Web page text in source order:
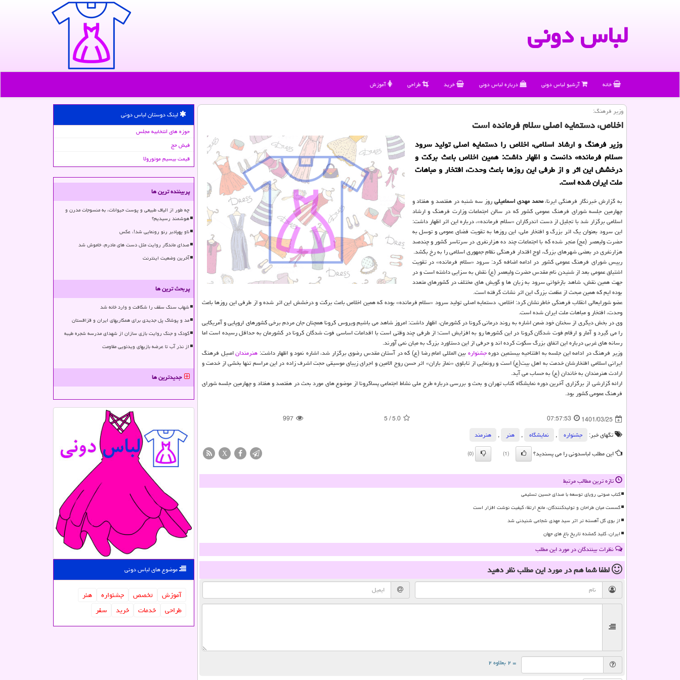
لباس دونی
خانه آرشیو لباس دونی درباره لباس دونی خرید طراحی آموزش
وزیر فرهنگ:
اخلاص، دستمایه اصلی سلام فرمانده است
وزیر فرهنگ و ارشاد اسلامی، اخلاص را دستمایه اصلی تولید سرود
«سلام فرمانده» دانست و اظهار داشت: همین اخلاص باعث برکت و
درخشش این اثر و از طرفی این روزها باعث وحدت، افتخار و مباهات
ملت ایران شده است.
به گزارش خبرنگار فرهنگی ایرنا،محمد مهدی اسماعیلیروز سه شنبه در هفتصد و هفتاد و
چهارمین جلسه شورای فرهنگ عمومی کشور که در سالن اجتماعات وزارت فرهنگ و ارشاد
اسلامی برگزار شد با تجلیل از دست اندرکاران «سلام فرمانده»، درباره این اثر اظهار داشت:
این سرود بعنوان یک اثر بزرگ و افتخار ملی، این روزها به تقویت فضای عمومی و توسل به
حضرت ولیعصر (عج) منجر شده که با اجتماعات چند ده هزارنفری در سرتاسر کشور و چندصد
هزارنفری در بعضی شهرهای بزرگ، اوج اقتدار فرهنگی نظام جمهوری اسلامی را به رخ بکشد.
رییس شورای فرهنگ عمومی کشور در ادامه اضافه کرد: سرود «سلام فرمانده» در تقویت
اشتیاق عمومی بعد از شنیدن نام مقدس حضرت ولیعصر (ع) نقش به سزایی داشته است و در
جهت همین نقش، شاهد بازخوانی سرود به زبان ها و گویش های مختلف در کشورهای متعدد
بوده ایم که همین مبحث از عظمت بزرگ این اثر نشات گرفته است.
عضو شورایعالی انقلاب فرهنگی خاطرنشان کرد: اخلاص، دستمایه اصلی تولید سرود «سلام فرمانده» بوده که همین اخلاص باعث برکت و درخشش این اثر شده و از طرفی این روزها باعث
وحدت، افتخار و مباهات ملت ایران شده است.
وی در بخش دیگری از سخنان خود ضمن اشاره به روند درمانی کرونا در کشورمان، اظهار داشت: امروز شاهد می باشیم ویروس کرونا همچنان جان مردم برخی کشورهای اروپایی و آمریکایی
را می گیرد و آمار و ارقام فوت شدگان کرونا در این کشورها رو به افزایش است؛ از طرفی چند وقتی است با اقدامات اساسی فوت شدگان کرونا در کشورمان به حداقل رسیده است اما
رسانه های غربی درباره این اتفاق بزرگ سکوت کرده اند و حرفی از این دستاورد بزرگ به میان نمی آورند.
وزیر فرهنگ در ادامه این جلسه به افتتاحیه بیستمین دورهجشنوارهبین المللی امام رضا (ع) که در آستان مقدس رضوی برگزار شد، اشاره نمود و اظهار داشت: هنرمنداناصیل فرهنگ
ایرانی اسلامی افتخارشان خدمت به اهل بیت(ع) است و رونمایی از تابلوی «نماز باران» اثر حسن روح الامین و اجرای زیبای موسیقی حجت اشرف زاده در این مراسم تنها بخشی از خدمت و
ارادت هنرمندان به خاندان (ع) به حساب می آید.
ارائه گزارشی از برگزاری آخرین دوره نمایشگاه کتاب تهران و بحث و بررسی درباره طرح ملی نشاط اجتماعی پساکرونا از موضوع های مورد بحث در هفتصد و هفتاد و چهارمین جلسه شورای
فرهنگ عمومی کشور بود.
1401/03/25
07:57:53
5.0
/
5
997
تگهای خبر:
جشنواره , نمایشگاه , هنر ,
هنرمند
این مطلب لباسدونی را می پسندید؟
(1)
(0)
X
تازه ترین مطالب مرتبط
کتاب صوتی رویای توسعه با صدای حسین تسلیمی
گسست میان طراحان و تولیدکنندگان، مانع ارتقاء کیفیت نوشت افزار است
از بوی گل آهسته تر اثر سید مهدی شجاعی شنیدنی شد
ایران، کلید گمشده تاریخ باغ های جهان
نظرات بینندگان در مورد این مطلب
لطفا شما همدر مورد این مطلبنظر دهید
= ۲ بعلاوه ۲
لینک دوستان لباس دونی
حوزه های انتخابیه مجلس
فیش حج
قیمت بیسیم موتورولا
پربیننده ترین ها
چه طور از الیاف طبیعی و پوست حیوانات، به منسوجات مدرن و
هوشمند رسیدیم؟
ناو پهپادبر رنو رونمایی شد!، عکس
صدای ماندگار روایت مثل دست های مادرم، خاموش شد
آخرین وضعیت اینترنت
پربحث ترین ها
شهاب سنگ سقف را شکافت و وارد خانه شد
مد و پوشاک پل جدیدی برای همکاریهای ایران و قزاقستان
کودک و جنگ روایت بازی سازان از شهدای مدرسه شجره طیبه
از نذر آب تا عرضه بازیهای ویدئویی مقاومت
جدیدترین ها
موضوع های لباس دونی
آموزش تخصص جشنواره
هنر
طراحی
خدمات خرید سفر